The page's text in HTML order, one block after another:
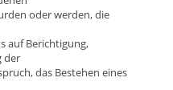
oder werden, die
auf Berichtigung,
der
das Bestehen eines